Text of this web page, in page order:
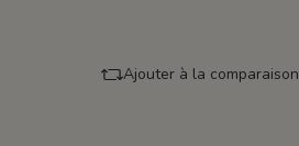
Ajouter à la comparaison